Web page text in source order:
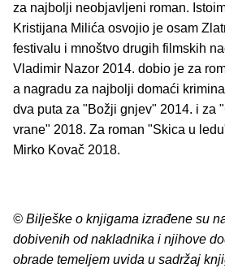
za najbolji neobjavljeni roman.
Kristijana Milića osvojio je osam
festivalu i mnoštvo drugih filmskih
Vladimir Nazor 2014. dobio je za
a nagradu za najbolji domaći
dva puta za "Božji gnjev" 2014. i za
vrane" 2018. Za roman "Skica u
Mirko Kovač 2018.
© Bilješke o knjigama izrađene su
dobivenih od nakladnika i njihove
obrade temeljem uvida u sadržaj